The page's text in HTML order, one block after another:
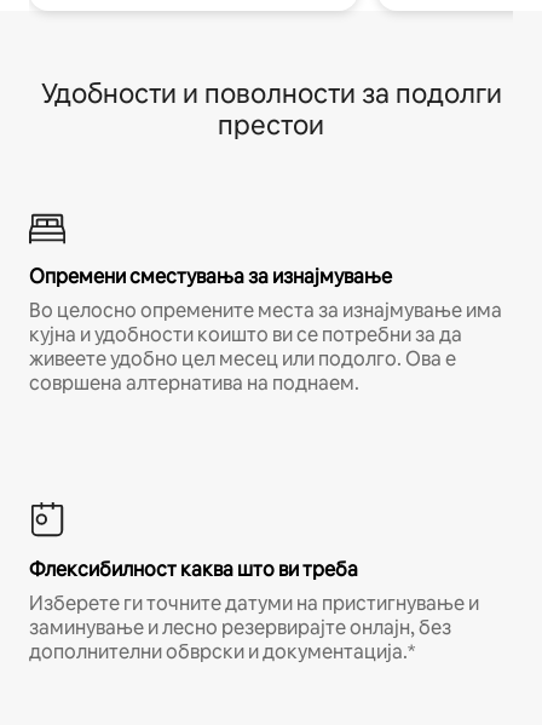
Удобности и поволности за подолги
престои
Опремени сместувања за изнајмување
Во целосно опремените места за изнајмување има
кујна и удобности коишто ви се потребни за да
живеете удобно цел месец или подолго. Ова е
совршена алтернатива на поднаем.
Флексибилност каква што ви треба
Изберете ги точните датуми на пристигнување и
заминување и лесно резервирајте онлајн, без
дополнителни обврски и документација.*